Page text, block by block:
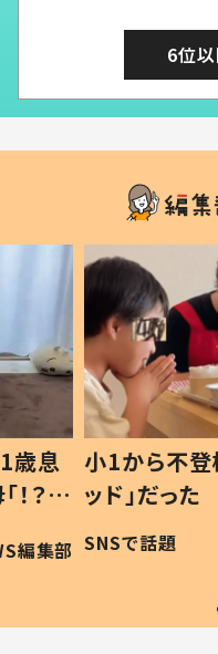
6位
歳息
？」
編集部
小1から不登
ッド」だっ
作り続ける
#令和の子
SNSで話題